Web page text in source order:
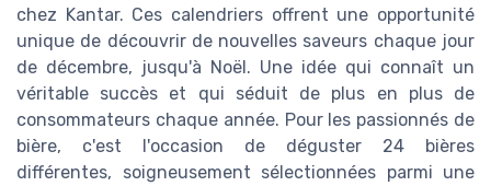
chez Kantar. Ces calendriers offrent une opportunité
unique de découvrir de nouvelles saveurs chaque jour
de décembre, jusqu'à Noël. Une idée qui connaît un
véritable succès et qui séduit de plus en plus de
consommateurs chaque année. Pour les passionnés de
bière, c'est l'occasion de déguster 24 bières
différentes, soigneusement sélectionnées parmi une